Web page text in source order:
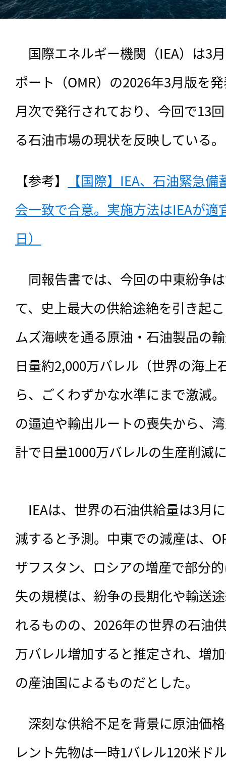
国際エネルギー機関（IEA）は3
ポート（OMR）の2026年3月版を
月次で発行されており、今回で13
る石油市場の現状を反映している。
【参考】
【国際】IEA、石油緊急
会一致で合意。実施方法はIEAが適
日）
同報告書では、今回の中東紛争
て、史上最大の供給途絶を引き起
ムズ海峡を通る原油・石油製品の
日量約2,000万バレル（世界の海上
ら、ごくわずかな水準にまで激減
の逼迫や輸出ルートの喪失から、
計で日量1000万バレルの生産削減
IEAは、世界の石油供給量は3月
減すると予測。中東での減産は、
ザフスタン、ロシアの増産で部分
失の規模は、紛争の長期化や輸送
れるものの、2026年の世界の石油
万バレル増加すると推定され、増
の産油国によるものだとした。
深刻な供給不足を背景に原油価
レント先物は一時1バレル120米ド